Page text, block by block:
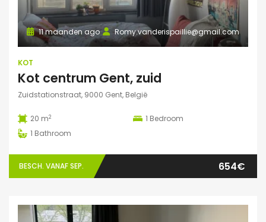
Romy.vanderispaillie@gmail.com
11 maanden ago
KOT
Kot centrum Gent, zuid
Zuidstationstraat, 9000 Gent, België
20 m2 1 Bedroom
1 Bathroom
BESCH. VANAF SEP. 654€